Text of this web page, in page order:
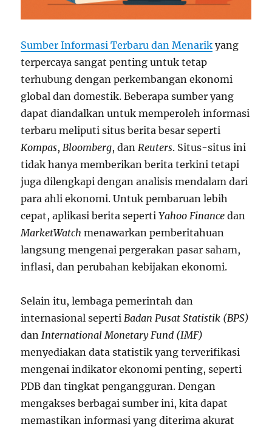
Sumber Informasi Terbaru dan Menarik yang
terpercaya sangat penting untuk tetap
terhubung dengan perkembangan ekonomi
global dan domestik. Beberapa sumber yang
dapat diandalkan untuk memperoleh informasi
terbaru meliputi situs berita besar seperti
Kompas, Bloomberg, dan Reuters. Situs-situs ini
tidak hanya memberikan berita terkini tetapi
juga dilengkapi dengan analisis mendalam dari
para ahli ekonomi. Untuk pembaruan lebih
cepat, aplikasi berita sepertiYahoo Finance dan
MarketWatch menawarkan pemberitahuan
langsung mengenai pergerakan pasar saham,
inflasi, dan perubahan kebijakan ekonomi.
Selain itu, lembaga pemerintah dan
internasional seperti Badan Pusat Statistik (BPS)
dan International Monetary Fund (IMF)
menyediakan data statistik yang terverifikasi
mengenai indikator ekonomi penting, seperti
PDB dan tingkat pengangguran. Dengan
mengakses berbagai sumber ini, kita dapat
memastikan informasi yang diterima akurat